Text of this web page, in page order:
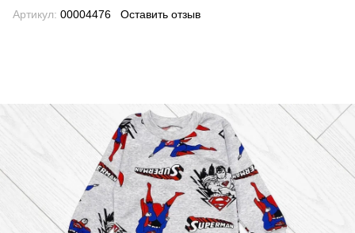
Артикул: 00004476 Оставить отзыв